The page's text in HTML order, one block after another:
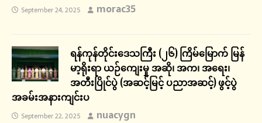
September 24, 2025 morac35
ရန်ကုန်တိုင်းဒေသကြီး (၂၆) ကြိမ်မြောက် မြန်
မာ့ရိုးရာ ယဉ်ကျေးမှု အဆို၊ အက၊ အရေး၊
အတီးပြိုင်ပွဲ (အဆင့်မြင့် ပညာအဆင့်) ဖွင့်ပွဲ
အခမ်းအနားကျင်းပ
September 22, 2025 nuacygn